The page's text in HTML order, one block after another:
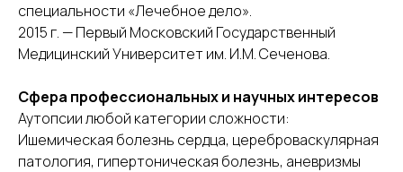
специальности «Лечебное дело».
2015 г. — Первый Московский Государственный
Медицинский Университет им. И.М. Сеченова.
Сфера профессиональных и научных интересов
Аутопсии любой категории сложности:
Ишемическая болезнь сердца, цереброваскулярная
патология, гипертоническая болезнь, аневризмы